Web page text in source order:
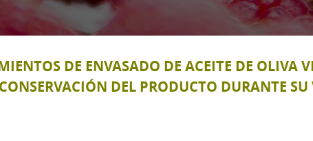
DE ENVASADO DE ACEITE DE OLIVA
DEL PRODUCTO DURANTE